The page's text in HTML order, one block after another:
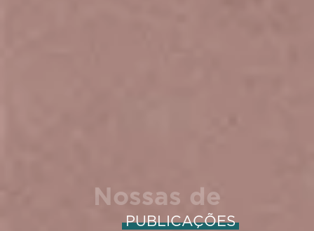
Nossas de
PUBLICAÇÕES